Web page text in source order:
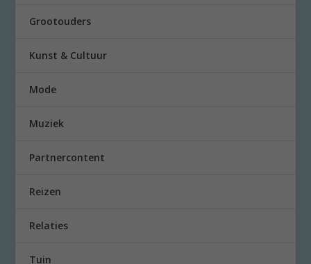
Grootouders
Kunst & Cultuur
Mode
Muziek
Partnercontent
Reizen
Relaties
Tuin